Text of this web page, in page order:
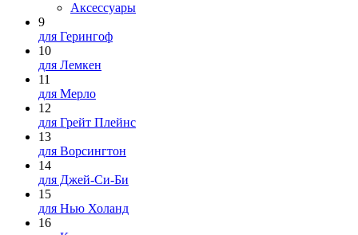
Аксессуары
9
для Герингоф
10
для Лемкен
11
для Мерло
12
для Грейт Плейнс
13
для Ворсингтон
14
для Джей-Си-Би
15
для Нью Холанд
16